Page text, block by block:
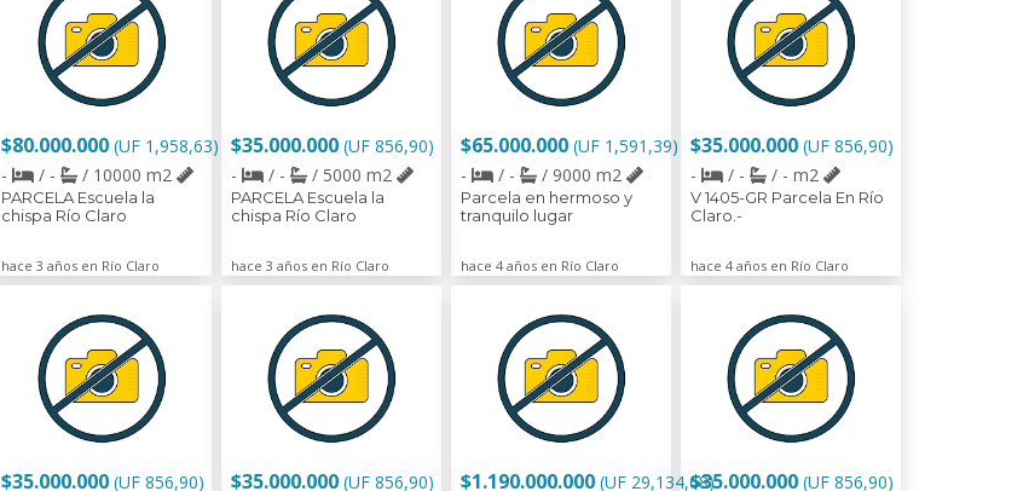
$80.000.000 (UF 1,958,63)
-
/ - / 10000 m2
PARCELA Escuela la
chispa Río Claro
hace 3 años en Río Claro
$35.000.000 (UF 856,90)
-
/ - / 5000 m2
PARCELA Escuela la
chispa Río Claro
hace 3 años en Río Claro
$65.000.000 (UF 1,591,39)
-
/ - / 9000 m2
Parcela en hermoso y
tranquilo lugar
hace 4 años en Río Claro
$35.000.000 (UF 856,90)
-
/ - / - m2
V 1405-GR Parcela En Río
Claro.-
hace 4 años en Río Claro
$35.000.000 (UF 856,90)
$35.000.000 (UF 856,90)
$1.190.000.000 (UF 29,134,68)$35.000.000 (UF 856,90)